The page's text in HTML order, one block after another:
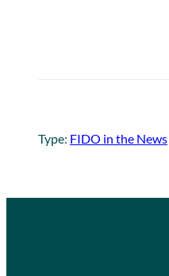
Type: FIDO in the News